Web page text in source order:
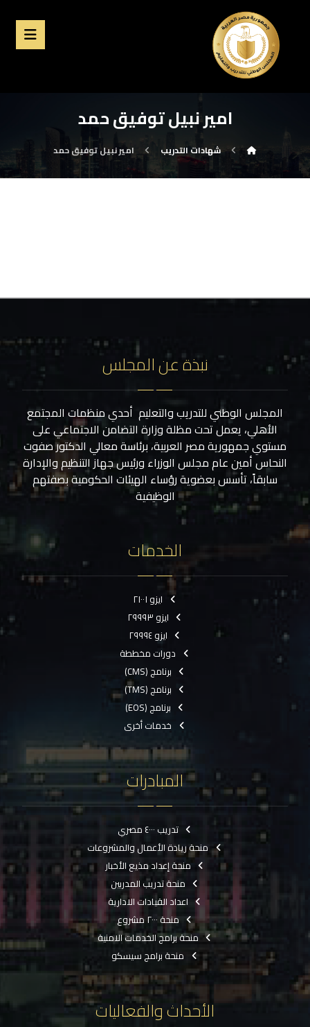
امير نبيل توفيق حمد
شهادات التدريب امير نبيل توفيق حمد
نبذة عن المجلس
المجلس الوطني للتدريب والتعليم أحدي منظمات المجتمع
الأهلي، يعمل تحت مظلة وزارة التضامن الاجتماعي على
مستوي جمهورية مصر العربية، برئاسة معالي الدكتور صفوت
النحاس أمين عام مجلس الوزراء ورئيس جهاز التنظيم والإدارة
سابقاً، تأسس بعضوية رؤساء الهيئات الحكومية بصفتهم
الوظيفية
الخدمات
ايزو ٢١٠٠١
ايزو ٢٩٩٩٣
ايزو ٢٩٩٩٤
دورات مخططة
برنامج (CMS)
برنامج (TMS)
برنامج (EOS)
خدمات أخرى
المبادرات
تدريب ٤٠٠٠ مصري
منحة ريادة الأعمال والمشروعات
منحة إعداد مذيع الأخبار
منحة تدريب المدربين
اعداد القيادات الادارية
منحة ٢٠٠٠ مشروع
منحة برامج الخدمات الامنية
منحة برامج سيسكو
الأحداث والفعاليات